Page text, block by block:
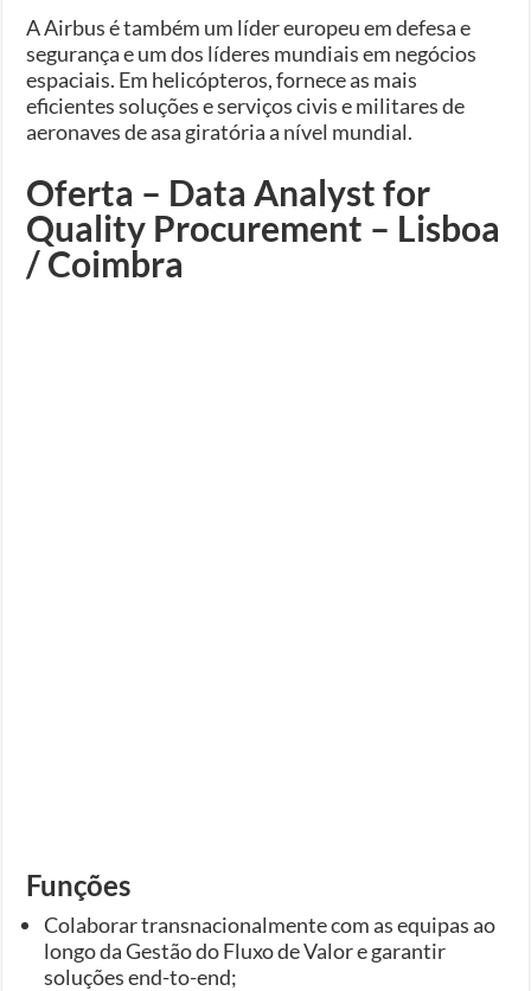
A Airbus é também um líder europeu em defesa e
segurança e um dos líderes mundiais em negócios
espaciais. Em helicópteros, fornece as mais
eficientes soluções e serviços civis e militares de
aeronaves de asa giratória a nível mundial.
Oferta – Data Analyst for
Quality Procurement – Lisboa
/ Coimbra
Funções
Colaborar transnacionalmente com as equipas ao
longo da Gestão do Fluxo de Valor e garantir
soluções end-to-end;